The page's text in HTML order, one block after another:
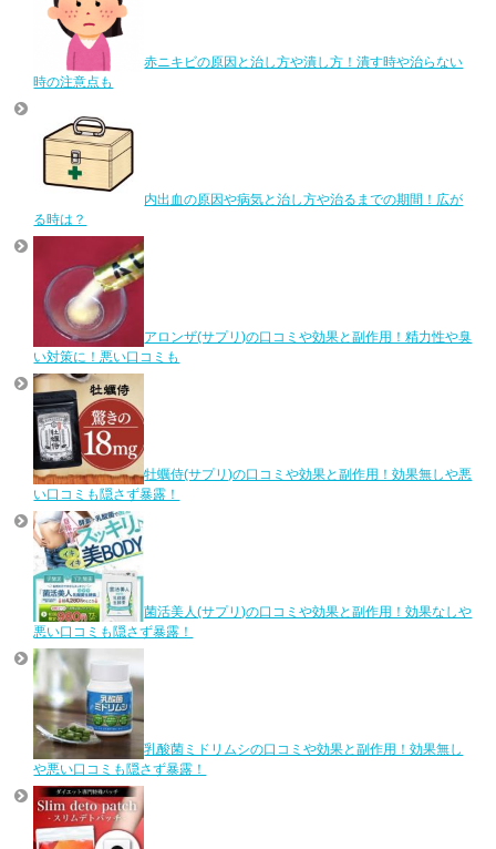
赤ニキビの原因と治し方や潰し方！潰す時や治らない
時の注意点も
内出血の原因や病気と治し方や治るまでの期間！広が
る時は？
アロンザ(サプリ)の口コミや効果と副作用！精力性や臭
い対策に！悪い口コミも
牡蠣侍(サプリ)の口コミや効果と副作用！効果無しや悪
い口コミも隠さず暴露！
菌活美人(サプリ)の口コミや効果と副作用！効果なしや
悪い口コミも隠さず暴露！
乳酸菌ミドリムシの口コミや効果と副作用！効果無し
や悪い口コミも隠さず暴露！